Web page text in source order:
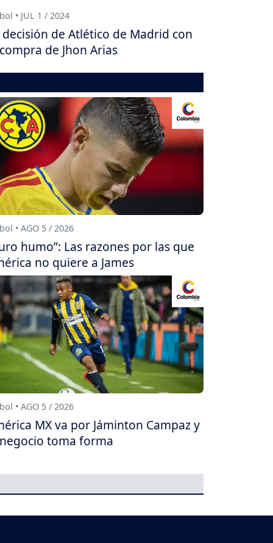
• JUL 1 / 2024
decisión de Atlético de Madrid con
de Jhon Arias
• AGO 5 / 2026
humo”: Las razones por las que
no quiere a James
• AGO 5 / 2026
MX va por Jáminton Campaz y
toma forma